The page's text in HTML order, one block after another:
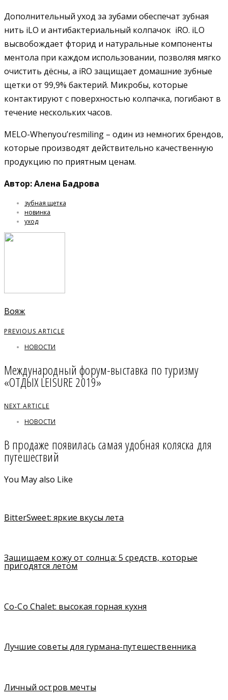
Дополнительный уход за зубами обеспечат зубная
нить iLO и антибактериальный колпачок iRO. iLO
высвобождает фторид и натуральные компоненты
ментола при каждом использовании, позволяя мягко
очистить дёсны, а iRO защищает домашние зубные
щетки от 99,9% бактерий. Микробы, которые
контактируют с поверхностью колпачка, погибают в
течение нескольких часов.
MELO-Whenyou’resmiling – один из немногих брендов,
которые производят действительно качественную
продукцию по приятным ценам.
Автор: Алена Бадрова
зубная щетка
новинка
уход
Вояж
PREVIOUS ARTICLE
НОВОСТИ
Международный форум-выставка по туризму
«ОТДЫХ LEISURE 2019»
NEXT ARTICLE
НОВОСТИ
В продаже появилась самая удобная коляска для
путешествий
You May also Like
BitterSweet: яркие вкусы лета
Защищаем кожу от солнца: 5 средств, которые
пригодятся летом
Co-Co Chalet: высокая горная кухня
Лучшие советы для гурмана-путешественника
Личный остров мечты